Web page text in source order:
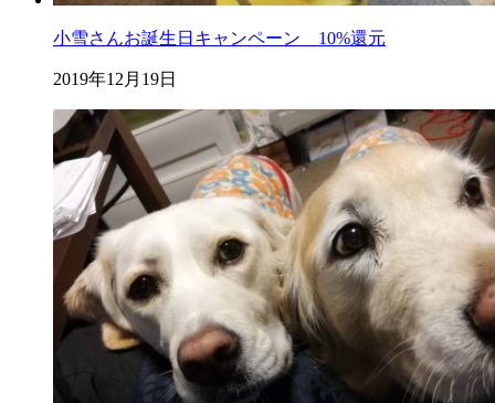
小雪さんお誕生日キャンペーン 10%還元
2019年12月19日